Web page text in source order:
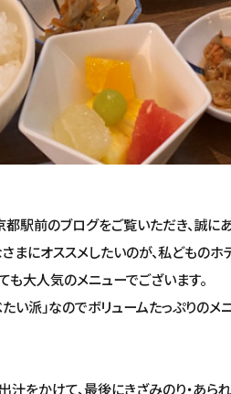
駅前のブログをご覧いただき、誠に
まにオススメしたいのが、私どもの
も大人気のメニューでございます。
い派」なのでボリュームたっぷりの
をかけて、最後にきざみのり・あら